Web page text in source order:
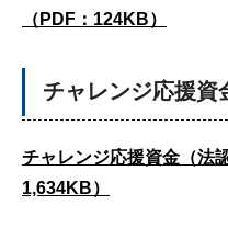
（PDF：124KB）
チャレンジ応援資
チャレンジ応援資金（法
1,634KB）